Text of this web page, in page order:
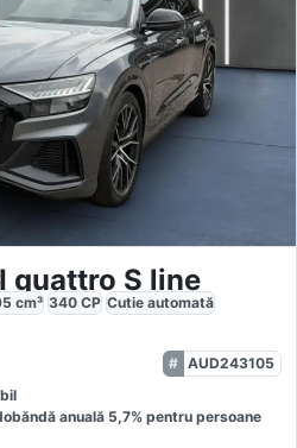
quattro S line
cm³ 340 CP Cutie automată
AUD243105
anuală 5,7% pentru persoane